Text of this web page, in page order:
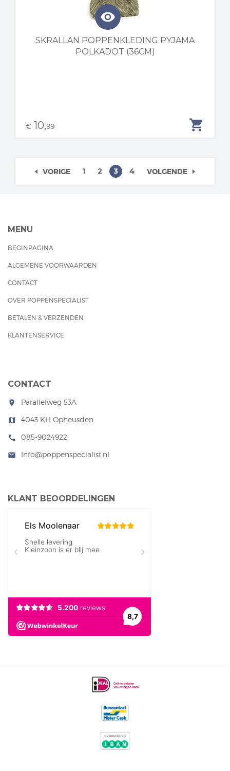
visibility
shopping_cart
SKRALLAN POPPENKLEDING PYJAMA
POLKADOT (36CM)
€ 10,99
VORIGE 1 2 3 4 VOLGENDE
MENU
BEGINPAGINA
ALGEMENE VOORWAARDEN
CONTACT
OVER POPPENSPECIALIST
BETALEN & VERZENDEN
KLANTENSERVICE
CONTACT
room Parallelweg 53A
map 4043 KH Opheusden
call 085-9024922
mail Info@poppenspecialist.nl
KLANT BEOORDELINGEN